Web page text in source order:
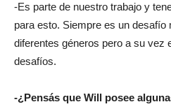
-Es parte de nuestro trabajo y
para esto. Siempre es un desafío
diferentes géneros pero a su vez
desafíos.
-¿Pensás que Will posee